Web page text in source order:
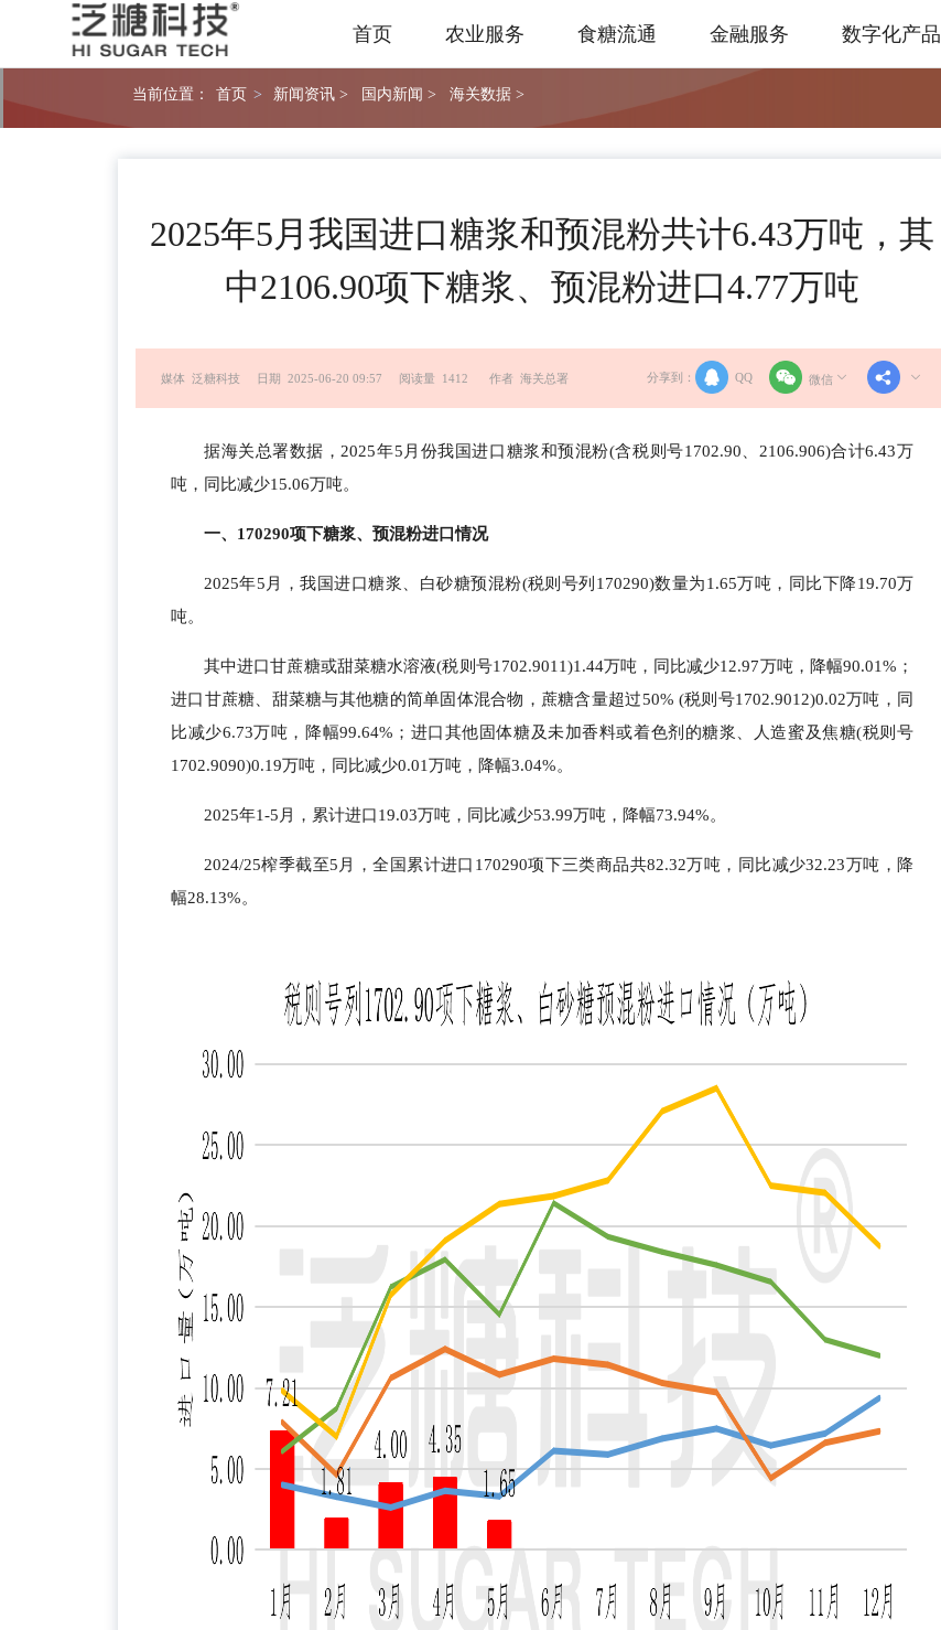
首页 农业服务 食糖流通 金融服务 数字化产品
当前位置： 首页 > 新闻资讯 > 国内新闻 > 海关数据 >
2025年5月我国进口糖浆和预混粉共计6.43万吨，其
中2106.90项下糖浆、预混粉进口4.77万吨
分享到： QQ 微信
媒体 泛糖科技 日期 2025-06-20 09:57 阅读量 1412 作者 海关总署
据海关总署数据，2025年5月份我国进口糖浆和预混粉(含税则号1702.90、2106.906)合计6.43万
吨，同比减少15.06万吨。
一、170290项下糖浆、预混粉进口情况
2025年5月，我国进口糖浆、白砂糖预混粉(税则号列170290)数量为1.65万吨，同比下降19.70万
吨。
其中进口甘蔗糖或甜菜糖水溶液(税则号1702.9011)1.44万吨，同比减少12.97万吨，降幅90.01%；
进口甘蔗糖、甜菜糖与其他糖的简单固体混合物，蔗糖含量超过50% (税则号1702.9012)0.02万吨，同
比减少6.73万吨，降幅99.64%；进口其他固体糖及未加香料或着色剂的糖浆、人造蜜及焦糖(税则号
1702.9090)0.19万吨，同比减少0.01万吨，降幅3.04%。
2025年1-5月，累计进口19.03万吨，同比减少53.99万吨，降幅73.94%。
2024/25榨季截至5月，全国累计进口170290项下三类商品共82.32万吨，同比减少32.23万吨，降
幅28.13%。